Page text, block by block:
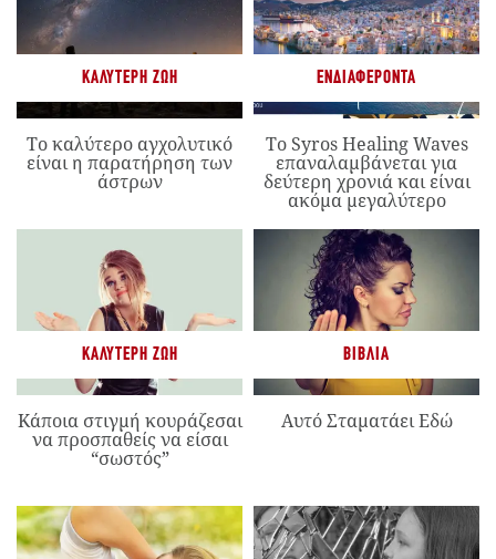
ΚΑΛΎΤΕΡΗ ΖΩΉ
Το καλύτερο αγχολυτικό
είναι η παρατήρηση των
άστρων
ΕΝΔΙΑΦΈΡΟΝΤΑ
Το Syros Healing Waves
επαναλαμβάνεται για
δεύτερη χρονιά και είναι
ακόμα μεγαλύτερο
ΚΑΛΎΤΕΡΗ ΖΩΉ
Κάποια στιγμή κουράζεσαι
να προσπαθείς να είσαι
“σωστός”
ΒΙΒΛΊΑ
Αυτό Σταματάει Εδώ